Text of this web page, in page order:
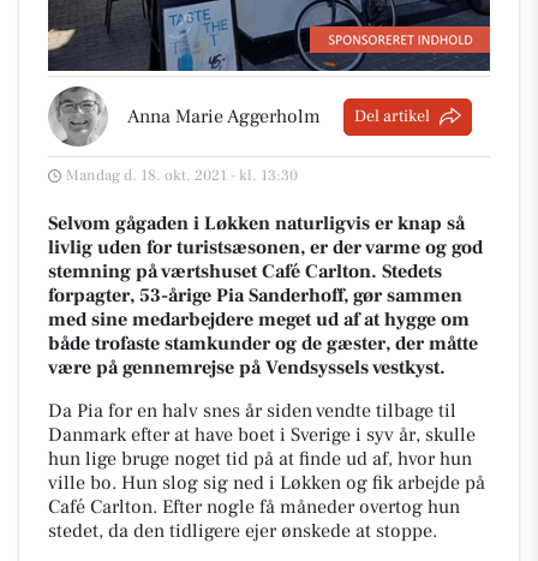
Anna Marie Aggerholm Del artikel
Mandag d. 18. okt. 2021 - kl. 13:30
Selvom gågaden i Løkken naturligvis er knap så
livlig uden for turistsæsonen, er der varme og god
stemning på værtshuset Café Carlton. Stedets
forpagter, 53-årige Pia Sanderhoff, gør sammen
med sine medarbejdere meget ud af at hygge om
både trofaste stamkunder og de gæster, der måtte
være på gennemrejse på Vendsyssels vestkyst.
Da Pia for en halv snes år siden vendte tilbage til
Danmark efter at have boet i Sverige i syv år, skulle
hun lige bruge noget tid på at finde ud af, hvor hun
ville bo. Hun slog sig ned i Løkken og fik arbejde på
Café Carlton. Efter nogle få måneder overtog hun
stedet, da den tidligere ejer ønskede at stoppe.